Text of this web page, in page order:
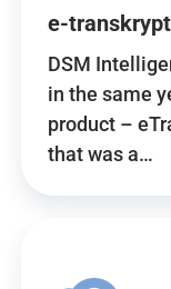
e-
DSM
in the same
product –
that was a…